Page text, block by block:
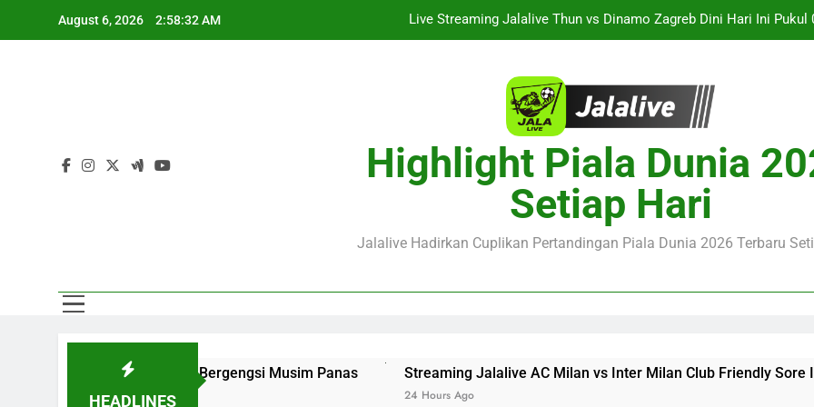
August 6, 2026 2:58:33 AM
Live Streaming Jalalive Thun vs Dinamo Zagreb Dini Hari Ini Pukul
Streaming Jalalive Arsenal vs Real Betis Club Friendly
Streaming Jalalive AC Milan vs Inter Milan Club Friendly
Live Streaming Jalalive Thun vs Dinamo Zagreb Dini Hari Ini Pukul
Jalalive Kembali Menyuguhkan Streaming Sporting CP vs
WIB
Highlight Piala Dunia
Setiap Hari
Jalalive Hadirkan Cuplikan Pertandingan Piala Dunia 2026 Terbaru
HEADLINES
Bergengsi Musim Panas Streaming Jalalive AC Milan vs Inter Milan Club Friendly Sore Ini Pukul 18.00